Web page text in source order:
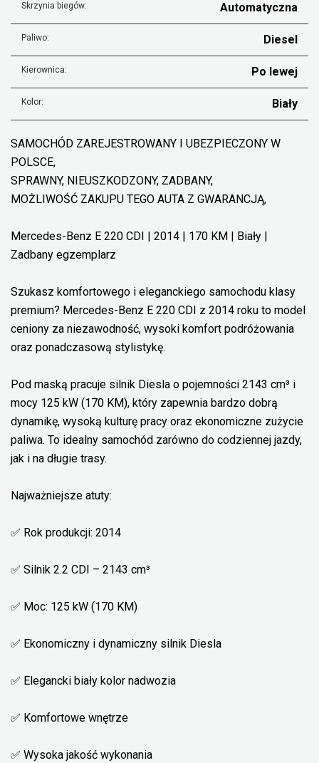
Skrzynia biegów: Automatyczna
Paliwo: Diesel
Kierownica: Po lewej
Kolor: Biały
SAMOCHÓD ZAREJESTROWANY I UBEZPIECZONY W
POLSCE,
SPRAWNY, NIEUSZKODZONY, ZADBANY,
MOŻLIWOŚĆ ZAKUPU TEGO AUTA Z GWARANCJĄ,
Mercedes-Benz E 220 CDI | 2014 | 170 KM | Biały |
Zadbany egzemplarz
Szukasz komfortowego i eleganckiego samochodu klasy
premium? Mercedes-Benz E 220 CDI z 2014 roku to model
ceniony za niezawodność, wysoki komfort podróżowania
oraz ponadczasową stylistykę.
Pod maską pracuje silnik Diesla o pojemności 2143 cm³ i
mocy 125 kW (170 KM), który zapewnia bardzo dobrą
dynamikę, wysoką kulturę pracy oraz ekonomiczne zużycie
paliwa. To idealny samochód zarówno do codziennej jazdy,
jak i na długie trasy.
Najważniejsze atuty:
✅ Rok produkcji: 2014
✅ Silnik 2.2 CDI – 2143 cm³
✅ Moc: 125 kW (170 KM)
✅ Ekonomiczny i dynamiczny silnik Diesla
✅ Elegancki biały kolor nadwozia
✅ Komfortowe wnętrze
✅ Wysoka jakość wykonania